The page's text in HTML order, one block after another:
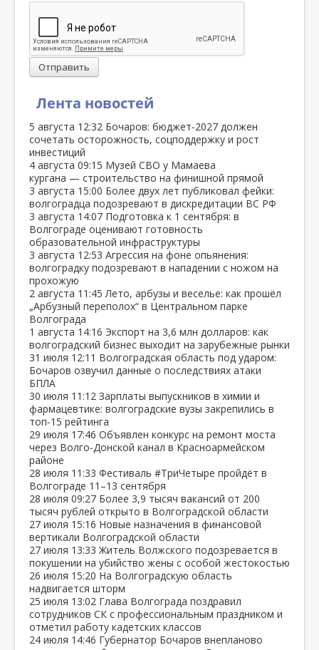
Лента новостей
5 августа 12:32 Бочаров: бюджет‑2027 должен
сочетать осторожность, соцподдержку и рост
инвестиций
4 августа 09:15 Музей СВО у Мамаева
кургана — строительство на финишной прямой
3 августа 15:00 Более двух лет публиковал фейки:
волгоградца подозревают в дискредитации ВС РФ
3 августа 14:07 Подготовка к 1 сентября: в
Волгограде оценивают готовность
образовательной инфраструктуры
3 августа 12:53 Агрессия на фоне опьянения:
волгоградку подозревают в нападении с ножом на
прохожую
2 августа 11:45 Лето, арбузы и веселье: как прошёл
„Арбузный переполох“ в Центральном парке
Волгограда
1 августа 14:16 Экспорт на 3,6 млн долларов: как
волгоградский бизнес выходит на зарубежные рынки
31 июля 12:11 Волгоградская область под ударом:
Бочаров озвучил данные о последствиях атаки
БПЛА
30 июля 11:12 Зарплаты выпускников в химии и
фармацевтике: волгоградские вузы закрепились в
топ‑15 рейтинга
29 июля 17:46 Объявлен конкурс на ремонт моста
через Волго‑Донской канал в Красноармейском
районе
28 июля 11:33 Фестиваль #ТриЧетыре пройдёт в
Волгограде 11–13 сентября
28 июля 09:27 Более 3,9 тысяч вакансий от 200
тысяч рублей открыто в Волгоградской области
27 июля 15:16 Новые назначения в финансовой
вертикали Волгоградской области
27 июля 13:33 Житель Волжского подозревается в
покушении на убийство жены с особой жестокостью
26 июля 15:20 На Волгоградскую область
надвигается шторм
25 июля 13:02 Глава Волгограда поздравил
сотрудников СК с профессиональным праздником и
отметил работу кадетских классов
24 июля 14:46 Губернатор Бочаров внепланово
Отправить